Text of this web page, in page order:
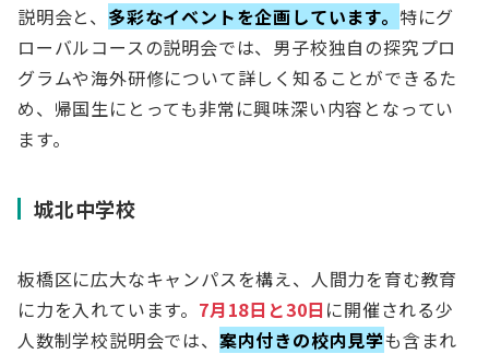
説明会と、 多彩なイベントを企画しています。 特にグ
ローバルコースの説明会では、男子校独自の探究プロ
グラムや海外研修について詳しく知ることができるた
め、帰国生にとっても非常に興味深い内容となってい
ます。
城北中学校
板橋区に広大なキャンパスを構え、人間力を育む教育
に力を入れています。 7月18日と30日 に開催される少
人数制学校説明会では、 案内付きの校内見学も含まれ